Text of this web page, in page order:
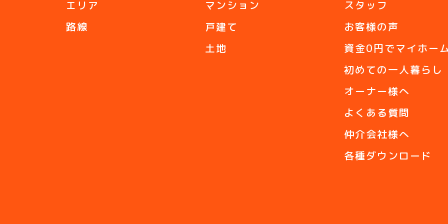
エリア
路線
マンション
戸建て
土地
スタッフ
お客様の声
資金0円でマイホー
初めての一人暮らし
オーナー様へ
よくある質問
仲介会社様へ
各種ダウンロード